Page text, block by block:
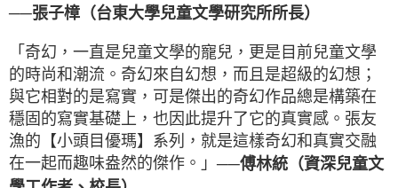
──張子樟（台東大學兒童文學研究所所長）
「奇幻，一直是兒童文學的寵兒，更是目前兒童文學
的時尚和潮流。奇幻來自幻想，而且是超級的幻想；
與它相對的是寫實，可是傑出的奇幻作品總是構築在
穩固的寫實基礎上，也因此提升了它的真實感。張友
漁的【小頭目優瑪】系列，就是這樣奇幻和真實交融
在一起而趣味盎然的傑作。」 ──傅林統（資深兒童文